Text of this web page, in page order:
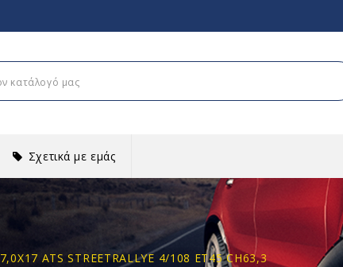
Σχετικά με εμάς
7,0X17 ATS STREETRALLYE 4/108 ET45 CH63,3